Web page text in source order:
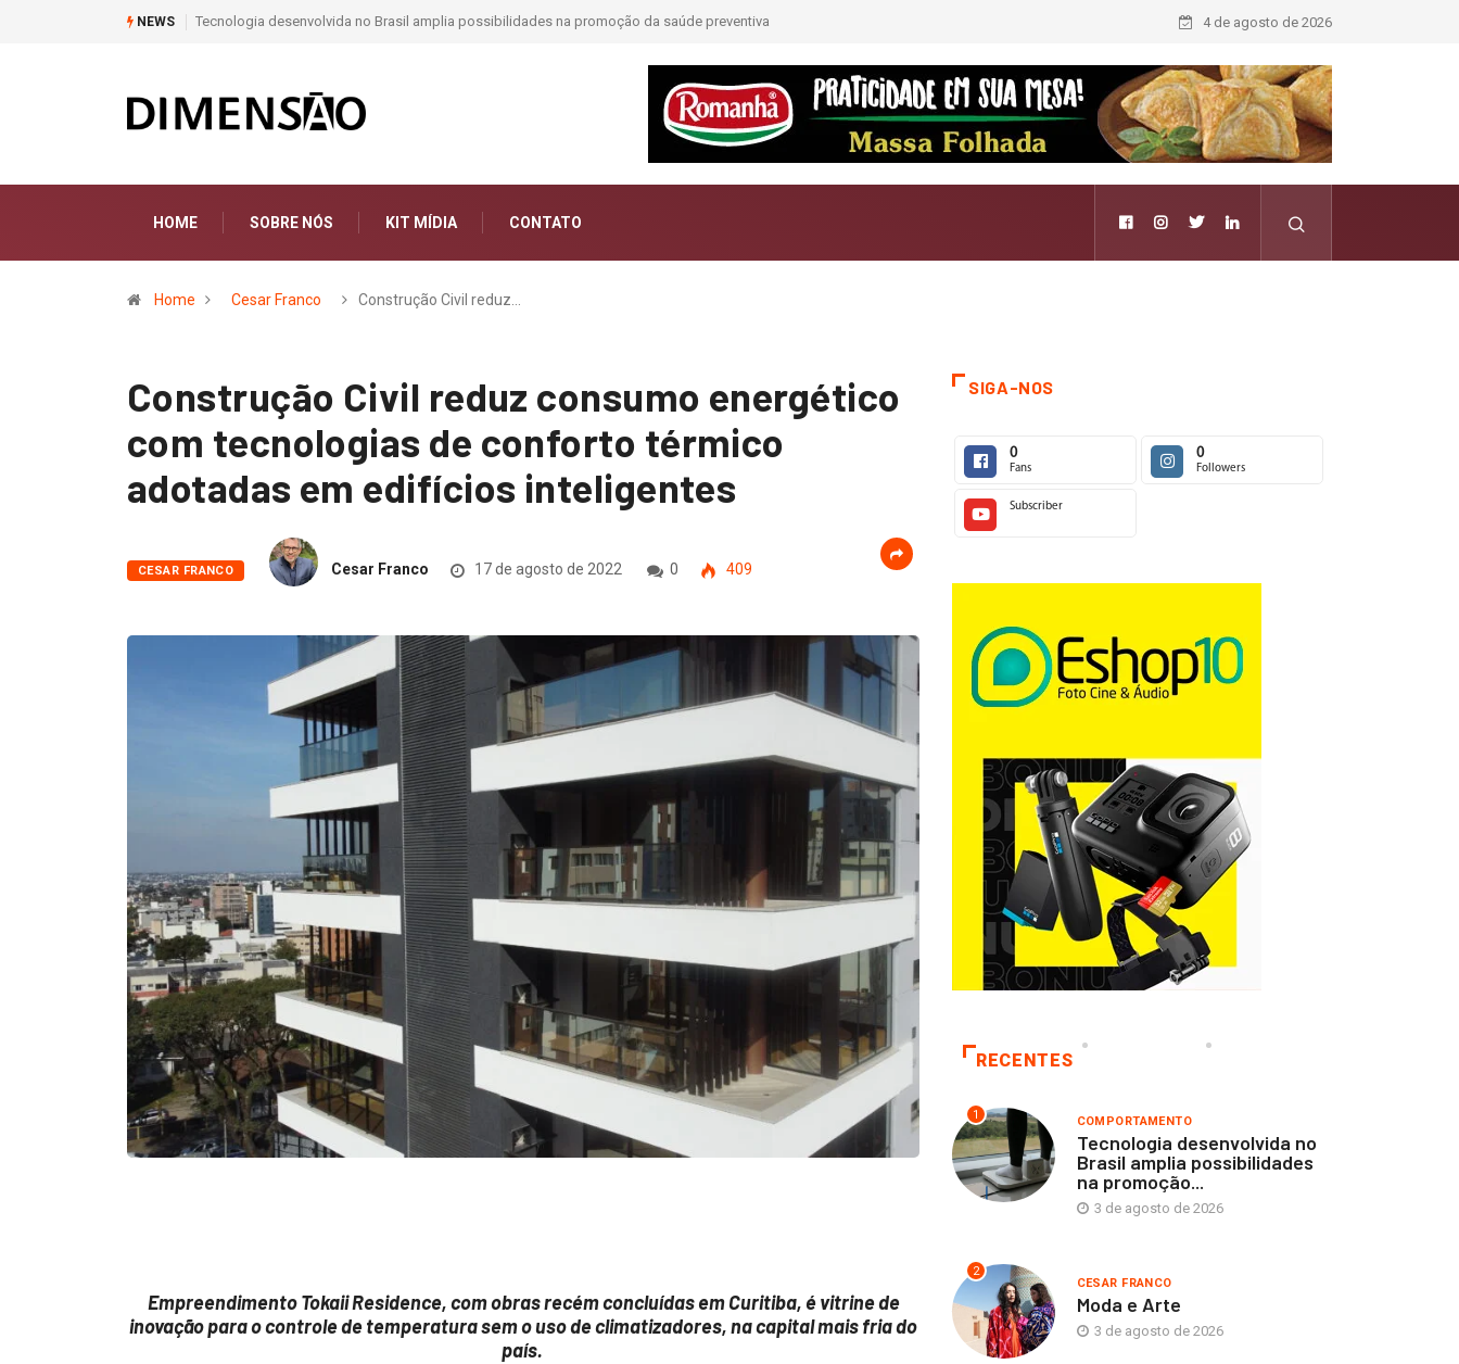
NEWS Moda e Arte 4 de agosto de 2026
HOME SOBRE NÓS KIT MÍDIA CONTATO
Home Cesar Franco Construção Civil reduz…
Construção Civil reduz consumo energético
com tecnologias de conforto térmico
adotadas em edifícios inteligentes
CESAR FRANCO Cesar Franco 17 de agosto de 2022 0 409
Empreendimento Tokaii Residence, com obras recém concluídas em Curitiba, é vitrine de
inovação para o controle de temperatura sem o uso de climatizadores, na capital mais fria do
país.
SIGA-NOS
0
Fans
0
Followers
Subscriber
RECENTES
1 COMPORTAMENTO
Tecnologia desenvolvida no
Brasil amplia possibilidades
na promoção...
3 de agosto de 2026
2
CESAR FRANCO
Moda e Arte
3 de agosto de 2026